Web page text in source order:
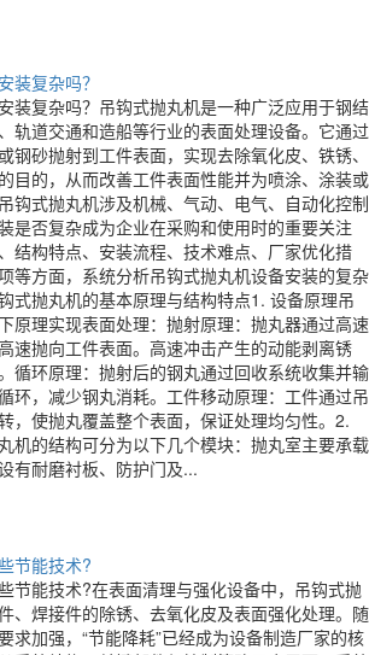
装复杂吗？
装复杂吗？吊钩式抛丸机是一种广泛应用于钢结
轨道交通和造船等行业的表面处理设备。它通过
钢砂抛射到工件表面，实现去除氧化皮、铁锈、
目的，从而改善工件表面性能并为喷涂、涂装或
钩式抛丸机涉及机械、气动、电气、自动化控制
是否复杂成为企业在采购和使用时的重要关注
结构特点、安装流程、技术难点、厂家优化措
等方面，系统分析吊钩式抛丸机设备安装的复杂
式抛丸机的基本原理与结构特点1. 设备原理吊
原理实现表面处理：抛射原理：抛丸器通过高速
速抛向工件表面。高速冲击产生的动能剥离锈
循环原理：抛射后的钢丸通过回收系统收集并输
环，减少钢丸消耗。工件移动原理：工件通过吊
，使抛丸覆盖整个表面，保证处理均匀性。2.
机的结构可分为以下几个模块：抛丸室主要承载
有耐磨衬板、防护门及...
节能技术?
节能技术?在表面清理与强化设备中，吊钩式抛
、焊接件的除锈、去氧化皮及表面强化处理。随
求加强，“节能降耗”已经成为设备制造厂家的核